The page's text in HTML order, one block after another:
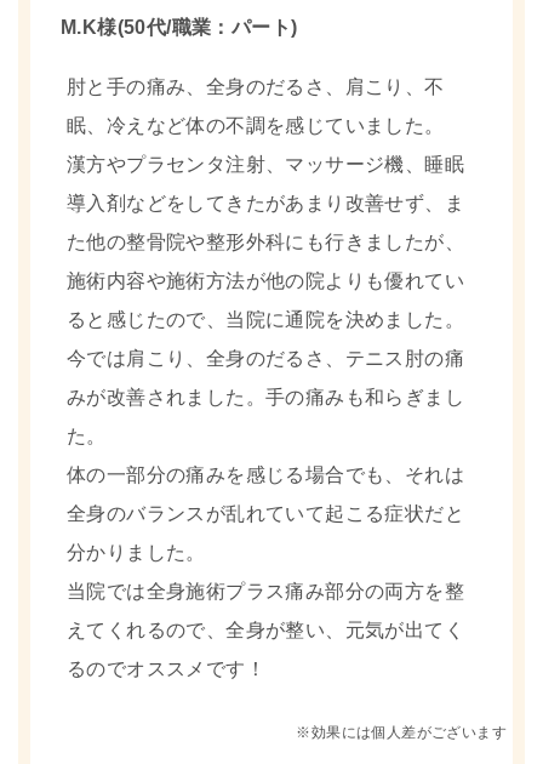
M.K様(50代/職業：パート)
肘と手の痛み、全身のだるさ、肩こり、不
眠、冷えなど体の不調を感じていました。
漢方やプラセンタ注射、マッサージ機、睡眠
導入剤などをしてきたがあまり改善せず、ま
た他の整骨院や整形外科にも行きましたが、
施術内容や施術方法が他の院よりも優れてい
ると感じたので、当院に通院を決めました。
今では肩こり、全身のだるさ、テニス肘の痛
みが改善されました。手の痛みも和らぎまし
た。
体の一部分の痛みを感じる場合でも、それは
全身のバランスが乱れていて起こる症状だと
分かりました。
当院では全身施術プラス痛み部分の両方を整
えてくれるので、全身が整い、元気が出てく
るのでオススメです！
※効果には個人差がございます